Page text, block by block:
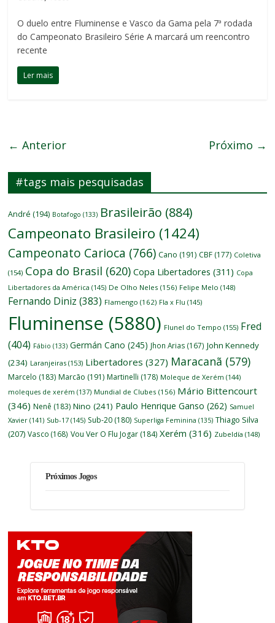
O duelo entre Fluminense e Vasco da Gama pela 7ª rodada
do Campeonato Brasileiro Série A marcará um reencontro
recente
Ler mais
← Anterior Próximo →
#tags mais pesquisadas
André (194) Botafogo (133) Brasileirão (884)
Campeonato Brasileiro (1424)
Campeonato Carioca (766) Cano (191) CBF (177) Coletiva
(154) Copa do Brasil (620) Copa Libertadores (311) Copa
Libertadores da América (145) De Olho Neles (156) Felipe Melo (148)
Fernando Diniz (383) Flamengo (162) Fla x Flu (145)
Fluminense (5880) Flunel do Tempo (155) Fred
(404) Fábio (133) Germán Cano (245) Jhon Arias (167) John Kennedy
(234) Laranjeiras (153) Libertadores (327) Maracanã (579)
Marcelo (183) Marcão (191) Martinelli (178) Moleque de Xerém (144)
moleques de xerém (137) Mundial de Clubes (156) Mário Bittencourt
(346) Nenê (183) Nino (241) Paulo Henrique Ganso (262) Samuel
Xavier (141) Sub-17 (145) Sub-20 (180) Superliga Feminina (135) Thiago Silva
(207) Vasco (168) Vou Ver O Flu Jogar (184) Xerém (316) Zubeldía (148)
Próximos Jogos